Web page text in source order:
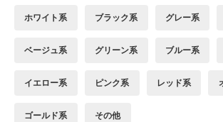
ホワイト系 ブラック系 グレー系
ベージュ系 グリーン系 ブルー系
イエロー系 ピンク系 レッド系
ゴールド系 その他